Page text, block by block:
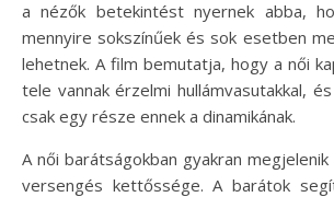
a nézők betekintést nyernek abba,
mennyire sokszínűek és sok esetben
lehetnek. A film bemutatja, hogy a női
tele vannak érzelmi hullámvasutakkal,
csak egy része ennek a dinamikának.
A női barátságokban gyakran
versengés kettőssége. A barátok